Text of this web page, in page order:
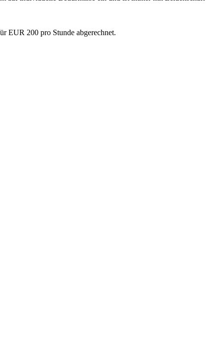
EUR 200 pro Stunde abgerechnet.